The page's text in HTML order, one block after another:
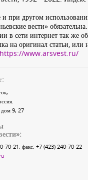
и при другом
вести» обязательна.
в сети интернет так же
на оригинал статьи, или
https://www.arsvest.ru/
,
9, 27
»:
70-21, факс: +7 (423) 240-70-22